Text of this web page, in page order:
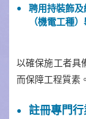
聘用持裝飾
（機電工種
以確保施工者具
而保障工程質素。
註冊專門